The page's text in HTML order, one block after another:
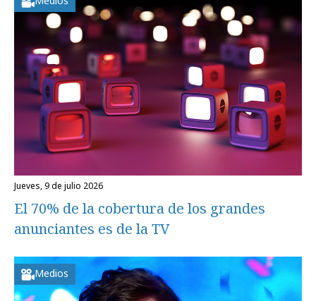
jueves, 9 de julio 2026
El 70% de la cobertura de los grandes
anunciantes es de la TV
Medios